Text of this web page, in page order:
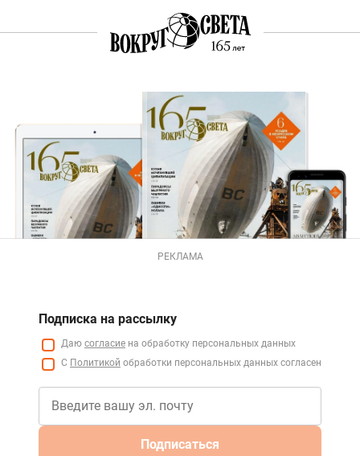
РЕКЛАМА
Подписка на рассылку
Даю согласие на обработку персональных данных
С Политикой обработки персональных данных согласен
Подписаться